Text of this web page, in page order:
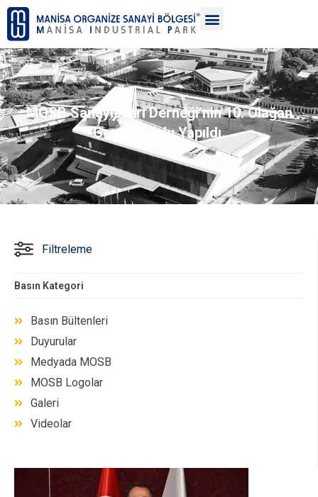
MOSB Sanayicileri Derneği’nin 10. Olağan
Genel Kurulu Yapıldı.
Filtreleme
Basın Kategori
Basın Bültenleri
Duyurular
Medyada MOSB
MOSB Logolar
Galeri
Videolar